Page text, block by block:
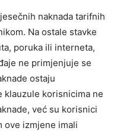
naknada tarifnih
Na ostale stavke
poruka ili interneta,
ne primjenjuje se
ostaju
klauzule korisnicima ne
već su korisnici
ove izmjene imali